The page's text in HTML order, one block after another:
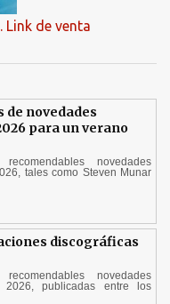
Link de venta
de novedades
para un verano
novedades
tales como Steven Munar
discográficas
novedades
2026, publicadas entre los